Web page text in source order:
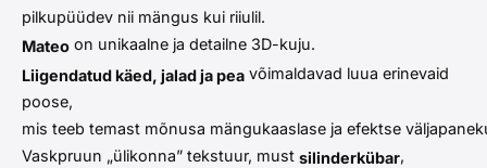
pilkupüüdev nii mängus kui riiulil.
Mateo on unikaalne ja detailne 3D-kuju.
Liigendatud käed, jalad ja pea võimaldavad luua erinevaid
poose,
mis teeb temast mõnusa mängukaaslase ja efektse
Vaskpruun „ülikonna” tekstuur, must silinderkübar,